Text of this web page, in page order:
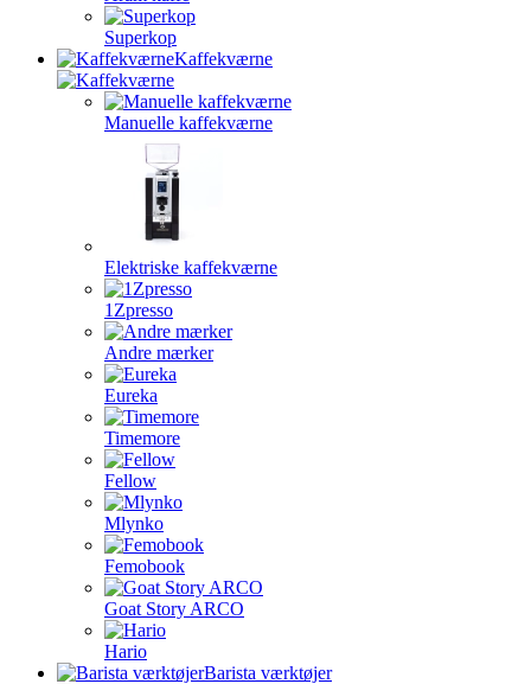
Superkop
Kaffekværne
Manuelle kaffekværne
Elektriske kaffekværne
1Zpresso
Andre mærker
Eureka
Timemore
Fellow
Mlynko
Femobook
Goat Story ARCO
Hario
Barista værktøjer